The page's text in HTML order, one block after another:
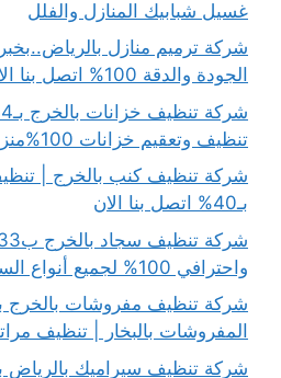
غسيل شبابيك المنازل والفلل
الجودة والدقة 100% اتصل بنا الان
تنظيف وتعقيم خزانات 100%منزلية اتصل الان
شركة تنظيف كنب بالخرج | تنظيف
بـ40% اتصل بنا الان
واحترافي 100% لجميع أنواع السجاد
المفروشات بالبخار | تنظيف